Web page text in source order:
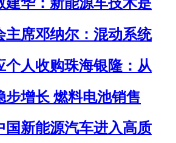
主席邓纳尔：混动系统
个人收购珠海银隆：从
步增长 燃料电池销售
国新能源汽车进入高质